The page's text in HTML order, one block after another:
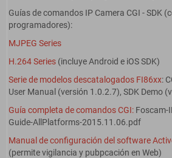
Guías de comandos IP Camera CGI - SDK
programadores):
MJPEG Series
H.264 Series (incluye Android e iOS SDK)
Serie de modelos descatalogados FI86xx:
User Manual (versión 1.0.2.7), SDK Demo
Guía completa de comandos CGI: Foscam-
Guide-AllPlatforms-2015.11.06.pdf
Manual de configuración del software
(permite vigilancia y pubpcación en Web)